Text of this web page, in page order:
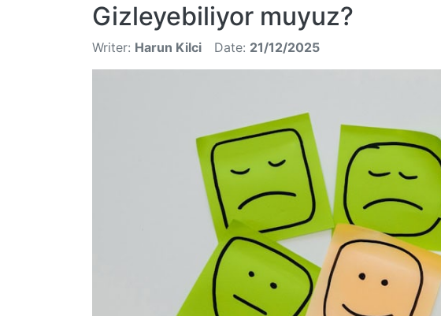
Gizleyebiliyor muyuz?
Writer: Harun Kilci Date: 21/12/2025